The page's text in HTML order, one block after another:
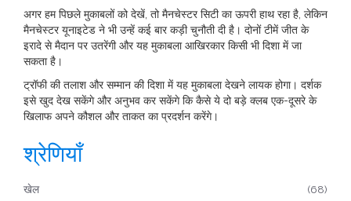
अगर हम पिछले मुकाबलों को देखें, तो मैनचेस्टर सिटी का ऊपरी हाथ रहा है, लेकिन
मैनचेस्टर यूनाइटेड ने भी उन्हें कई बार कड़ी चुनौती दी है। दोनों टीमें जीत के
इरादे से मैदान पर उतरेंगी और यह मुकाबला आखिरकार किसी भी दिशा में जा
सकता है।
ट्रॉफी की तलाश और सम्मान की दिशा में यह मुकाबला देखने लायक होगा। दर्शक
इसे खुद देख सकेंगे और अनुभव कर सकेंगे कि कैसे ये दो बड़े क्लब एक-दूसरे के
खिलाफ अपने कौशल और ताकत का प्रदर्शन करेंगे।
श्रेणियाँ
खेल (68)